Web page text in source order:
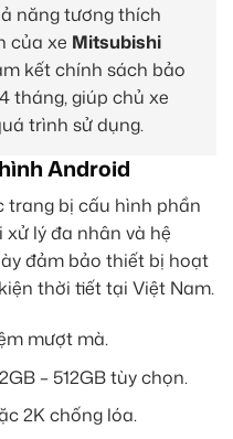
năng tương thích
của xe Mitsubishi
kết chính sách bảo
tháng, giúp chủ xe
trình sử dụng.
Android
trang bị cấu hình phần
lý đa nhân và hệ
đảm bảo thiết bị hoạt
thời tiết tại Việt Nam.
mượt mà.
– 512GB tùy chọn.
2K chống lóa.